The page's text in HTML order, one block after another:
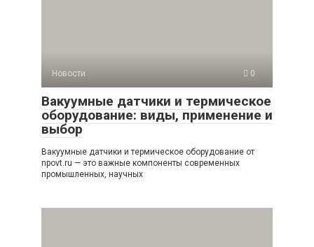
Новости 0
Вакуумные датчики и термическое
оборудование: виды, применение и
выбор
Вакуумные датчики и термическое оборудование от
npovt.ru — это важные компоненты современных
промышленных, научных